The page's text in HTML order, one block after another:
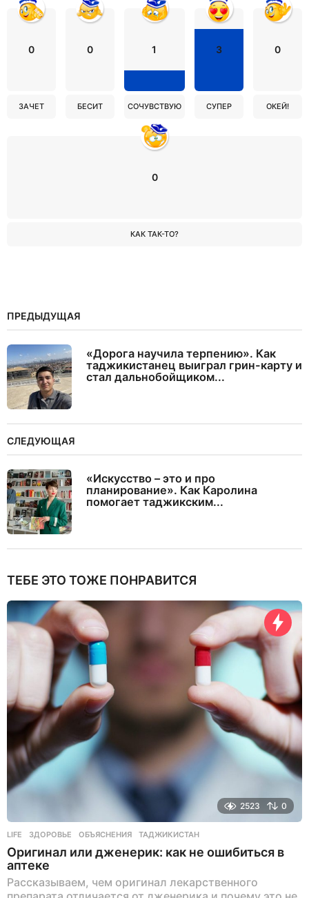
0
ЗАЧЕТ
0
БЕСИТ
1
СОЧУВСТВУЮ
3
СУПЕР
0
ОКЕЙ!
0
КАК ТАК-ТО?
ПРЕДЫДУЩАЯ
«Дорога научила терпению». Как
таджикистанец выиграл грин-карту и
стал дальнобойщиком...
СЛЕДУЮЩАЯ
«Искусство – это и про
планирование». Как Каролина
помогает таджикским...
ТЕБЕ ЭТО ТОЖЕ ПОНРАВИТСЯ
2523 0
LIFE ЗДОРОВЬЕ ,ОБЪЯСНЕНИЯ ,ТАДЖИКИСТАН
Оригинал или дженерик: как не ошибиться в
аптеке
Рассказываем, чем оригинал лекарственного